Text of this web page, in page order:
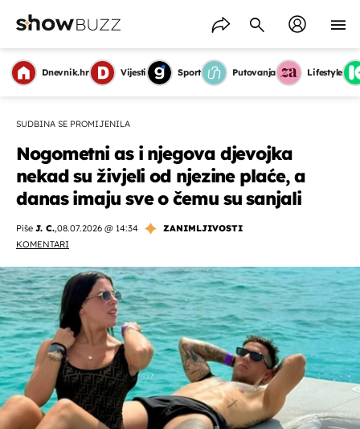
Dnevnik.hr Vijesti Sport Putovanja Lifestyle
SUDBINA SE PROMIJENILA
Nogometni as i njegova djevojka
nekad su živjeli od njezine plaće, a
danas imaju sve o čemu su sanjali
Piše J. C.,08.07.2026 @ 14:34
ZANIMLJIVOSTI
KOMENTARI
OMOGUĆI OBAVIJESTI